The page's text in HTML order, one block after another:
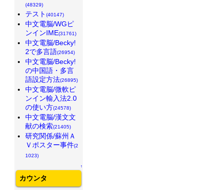
(48329)
テスト (40147)
中文電脳/WGピ
ンインIME(31761)
中文電脳/Becky!
2で多言語(26954)
中文電脳/Becky!
の中国語・多言
語設定方法(26895)
中文電脳/微軟ピ
ンイン輸入法2.0
の使い方(24578)
中文電脳/漢文文
献の検索(21405)
研究関係/蘇州Ａ
Ｖポスター事件(2
1023)
↑
カウンタ